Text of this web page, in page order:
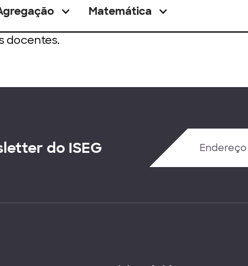
Matemática
docentes.
do ISEG